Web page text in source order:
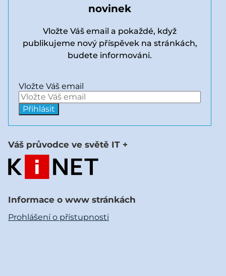
novinek
Vložte Váš email a pokaždé, když
publikujeme nový příspěvek na stránkách,
budete informováni.
Vložte Váš email
Váš průvodce ve světě IT +
Informace o www stránkách
Prohlášení o přístupnosti